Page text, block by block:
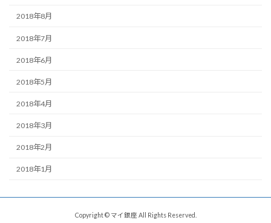
2018年8月
2018年7月
2018年6月
2018年5月
2018年4月
2018年3月
2018年2月
2018年1月
Copyright © マイ銀座 All Rights Reserved.